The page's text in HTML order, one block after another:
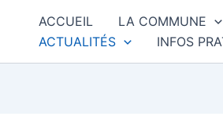
ACCUEIL LA COMMUNE
ACTUALITÉS
INFOS